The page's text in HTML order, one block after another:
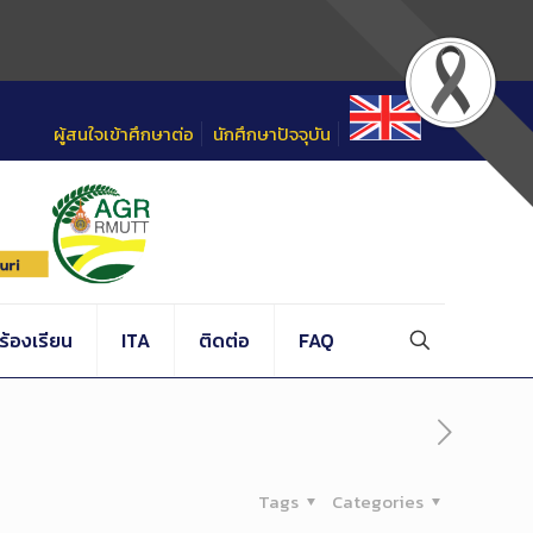
ผู้สนใจเข้าศึกษาต่อ นักศึกษาปัจจุบัน
องเรียน ITA ติดต่อ FAQ
Categories
Tags